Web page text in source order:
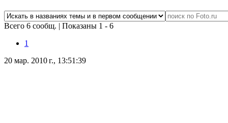
Всего 6 сообщ. | Показаны 1 - 6
1
20 мар. 2010 г., 13:51:39